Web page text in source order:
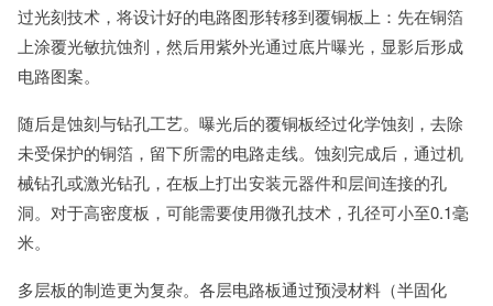
过光刻技术，将设计好的电路图形转移到覆铜板上：先在铜箔
上涂覆光敏抗蚀剂，然后用紫外光通过底片曝光，显影后形成
电路图案。
随后是蚀刻与钻孔工艺。曝光后的覆铜板经过化学蚀刻，去除
未受保护的铜箔，留下所需的电路走线。蚀刻完成后，通过机
械钻孔或激光钻孔，在板上打出安装元器件和层间连接的孔
洞。对于高密度板，可能需要使用微孔技术，孔径可小至0.1毫
米。
多层板的制造更为复杂。各层电路板通过预浸材料（半固化